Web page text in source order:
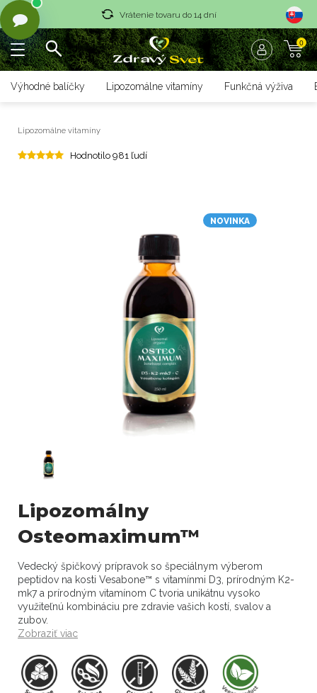
Vrátenie tovaru do 14 dní
Rýchle dodanie <36 hod 0
Výhodné balíčky Lipozomálne vitamíny Funkčná výživa
Lipozomálne vitamíny
NOVINKA
Hodnotilo 981 ľudí
Lipozomálny
Osteomaximum™
Vedecký špičkový prípravok so špeciálnym výberom
peptidov na kosti Vesabone™ s vitamínmi D3, prírodným K2-
mk7 a prírodným vitamínom C tvoria unikátnu vysoko
využiteľnú kombináciu pre zdravie vašich kostí, svalov a
zubov.
Zobraziť viac